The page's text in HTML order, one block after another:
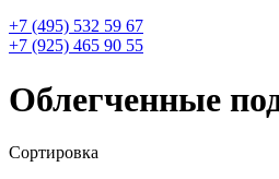
+7 (495) 532 59 67
+7 (925) 465 90 55
Облегченные
Сортировка